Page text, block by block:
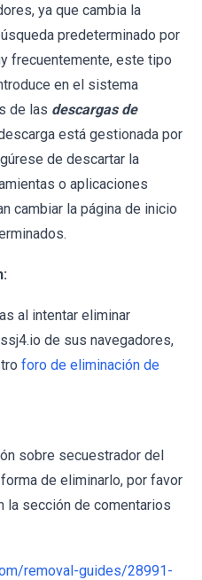
ya que cambia la
predeterminado por
frecuentemente, este tipo
en el sistema
de las descargas de
está gestionada por
de descartar la
o aplicaciones
cambiar la página de inicio
al intentar eliminar
de sus navegadores,
foro de eliminación de
sobre secuestrador del
de eliminarlo, por favor
la sección de comentarios
removal-guides/28991-